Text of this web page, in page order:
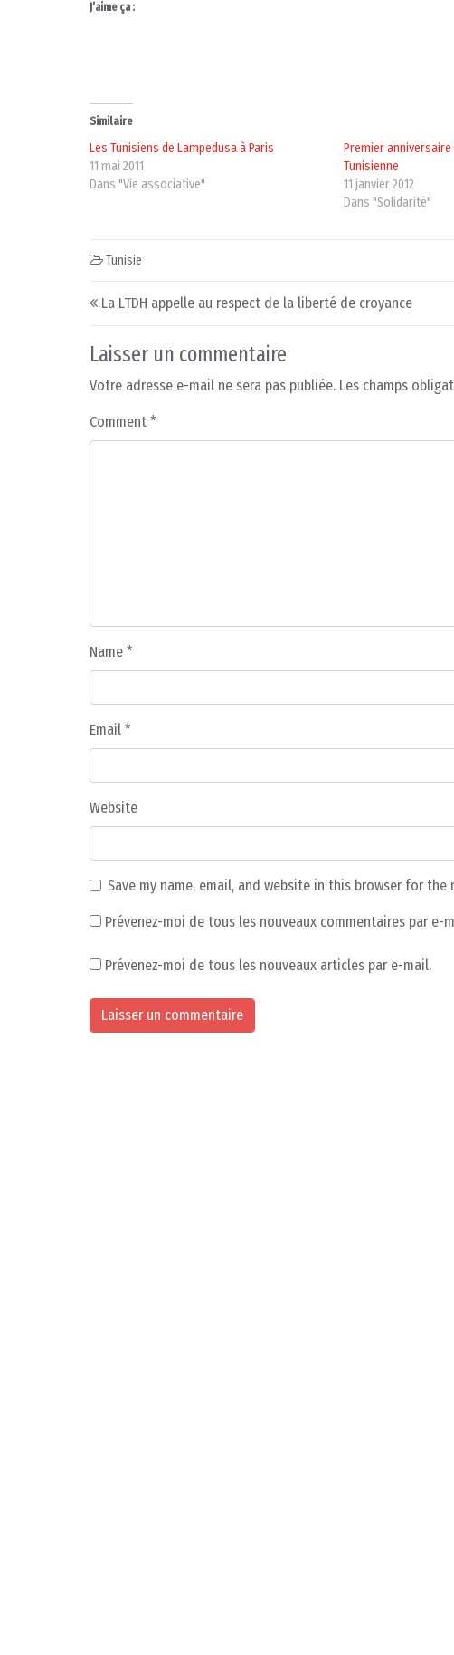
J’aime ça :
Similaire
Les Tunisiens de Lampedusa à Paris
11 mai 2011
Dans "Vie associative"
Premier
Tunisienne
11 janvier 2012
Dans "Solidarité"
Tunisie
Post navigation
La LTDH appelle au respect de la liberté de croyance
Laisser un commentaire
Votre adresse e-mail ne sera pas publiée. Les champs
Comment *
Name *
Email *
Website
Save my name, email, and website in this browser for
Prévenez-moi de tous les nouveaux commentaires par e-
Prévenez-moi de tous les nouveaux articles par e-mail.